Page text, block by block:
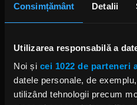
Consimțământ Detalii
Utilizarea responsabilă a
Noi și cei 1022 de parteneri
datele personale, de
utilizând tehnologii precum
Foto: Facebook,